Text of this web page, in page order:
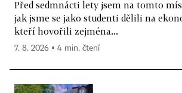
Před sedmnácti lety jsem na tomto
jak jsme se jako studenti dělili na
kteří hovořili zejména...
7. 8. 2026 ▪ 4 min. čtení